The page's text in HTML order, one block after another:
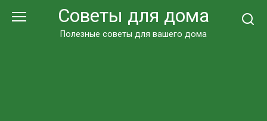
Советы для дома
Полезные советы для вашего дома